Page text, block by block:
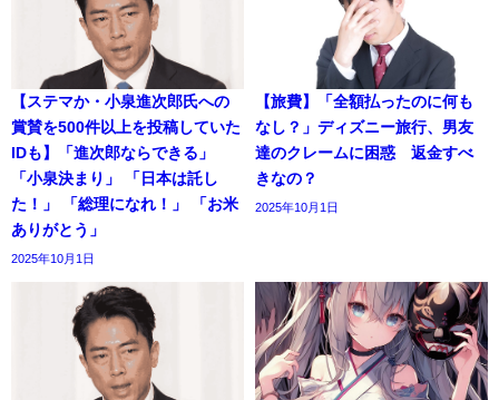
【ステマか・小泉進次郎氏への
賞賛を500件以上を投稿していた
IDも】「進次郎ならできる」
「小泉決まり」 「日本は託し
た！」 「総理になれ！」 「お米
ありがとう」
2025年10月1日
【旅費】「全額払ったのに何も
なし？」ディズニー旅行、男友
達のクレームに困惑 返金すべ
きなの？
2025年10月1日